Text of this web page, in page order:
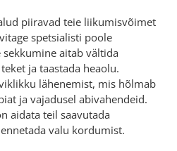
piiravad teie liikumisvõimet
spetsialisti poole
aitab vältida
ja taastada heaolu.
lähenemist, mis hõlmab
ja vajadusel abivahendeid.
aidata teil saavutada
valu kordumist.